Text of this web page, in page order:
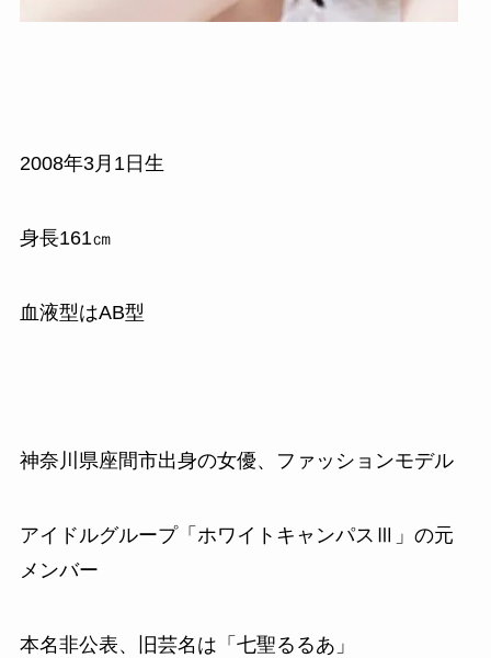
2008年3月1日生
身長161㎝
血液型はAB型
神奈川県座間市出身の女優、ファッションモデル
アイドルグループ「ホワイトキャンパスⅢ」の元
メンバー
本名非公表、旧芸名は「七聖るるあ」